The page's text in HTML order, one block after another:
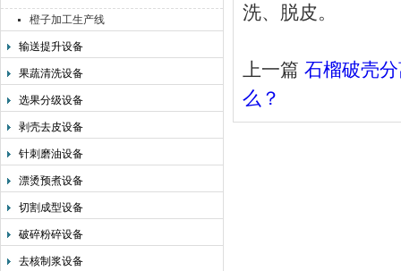
橙子加工生产线
输送提升设备
果蔬清洗设备
选果分级设备
剥壳去皮设备
针刺磨油设备
漂烫预煮设备
切割成型设备
破碎粉碎设备
去核制浆设备
洗、脱皮。
上一篇 石榴破壳
么？